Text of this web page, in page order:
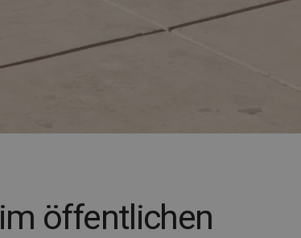
öffentlichen